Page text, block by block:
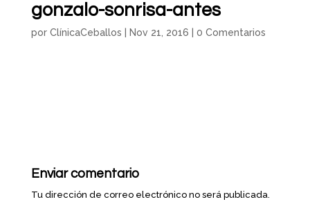
gonzalo-sonrisa-antes
por ClínicaCeballos Nov 21, 2016 0 Comentarios
Enviar comentario
Tu dirección de correo electrónico no será publicada.